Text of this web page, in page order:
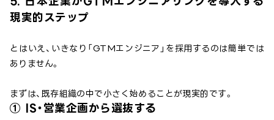
現実的ステップ
とはいえ、いきなり「GTMエンジニア」を採用するのは簡単では
ありません。
まずは、既存組織の中で小さく始めることが現実的です。
① IS・営業企画から選抜する